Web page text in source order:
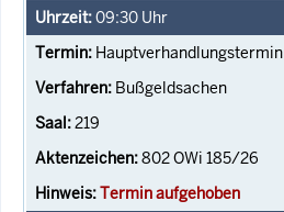
09:30 Uhr
Hauptverhandlungstermin
Bußgeldsachen
219
802 OWi 185/26
Termin aufgehoben